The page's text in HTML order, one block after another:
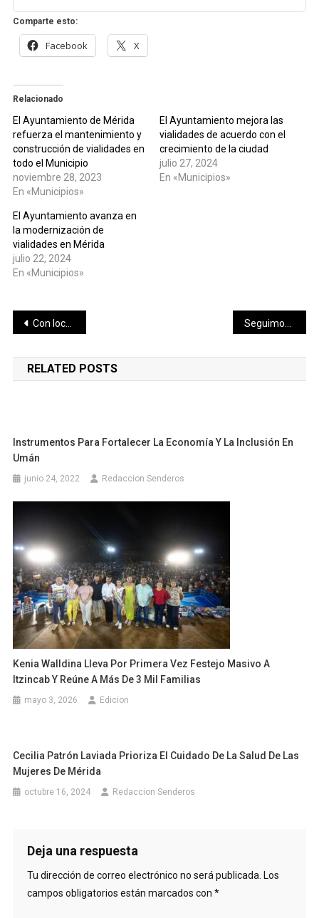
Comparte esto:
Facebook X
Relacionado
El Ayuntamiento de Mérida
refuerza el mantenimiento y
construcción de vialidades en
todo el Municipio
noviembre 28, 2023
En «Municipios»
El Ayuntamiento mejora las
vialidades de acuerdo con el
crecimiento de la ciudad
julio 27, 2024
En «Municipios»
El Ayuntamiento avanza en
la modernización de
vialidades en Mérida
julio 22, 2024
En «Municipios»
Navegación
de
entradas
Con localizador a imputados por falsificación de documentos
RELATED POSTS
Instrumentos Para Fortalecer La Economía Y La Inclusión En
Umán
junio 24, 2022 Redaccion Senderos
Kenia Walldina Lleva Por Primera Vez Festejo Masivo A
Itzincab Y Reúne A Más De 3 Mil Familias
mayo 3, 2026 Edicion
Cecilia Patrón Laviada Prioriza El Cuidado De La Salud De Las
Mujeres De Mérida
octubre 16, 2024 Redaccion Senderos
Deja una respuesta
Tu dirección de correo electrónico no será publicada. Los
campos obligatorios están marcados con *